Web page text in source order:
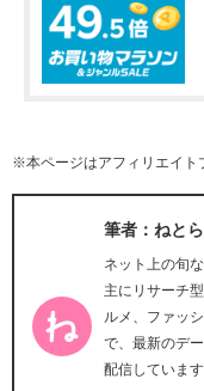
※本ページはアフィリエイト
筆者：ねと
ネット上の旬
主にリサーチ
ルメ、ファッ
で、最新のデ
配信しています